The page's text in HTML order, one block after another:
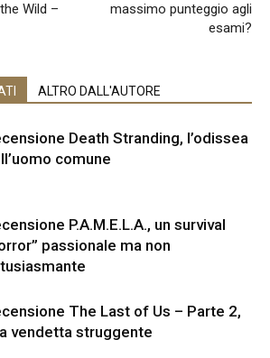
Wild –
massimo punteggio agli
esami?
ALTRO DALL'AUTORE
Death Stranding, l’odissea
comune
P.A.M.E.L.A., un survival
passionale ma non
The Last of Us – Parte 2,
vendetta struggente